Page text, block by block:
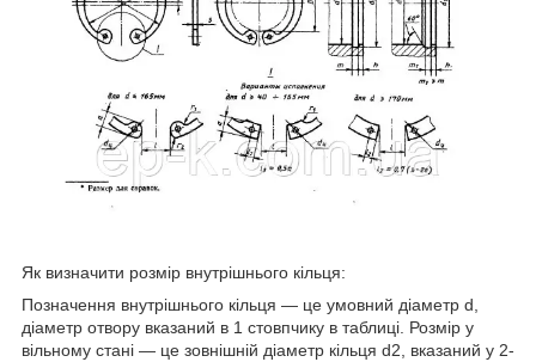
Як визначити розмір внутрішнього кільця:
Позначення внутрішнього кільця — це умовний діаметр d,
діаметр отвору вказаний в 1 стовпчику в таблиці. Розмір у
вільному стані — це зовнішній діаметр кільця d2, вказаний у 2-